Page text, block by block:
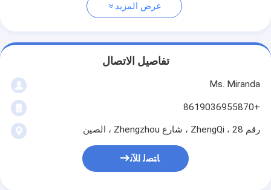
عرض المزيد
تفاصيل الاتصال
Ms. Miranda
+8619036955870
رقم 28 ، ZhengQi ، شارع Zhengzhou ، الصين
ﺎﺘﺼﻟ ﺍﻶﻧ